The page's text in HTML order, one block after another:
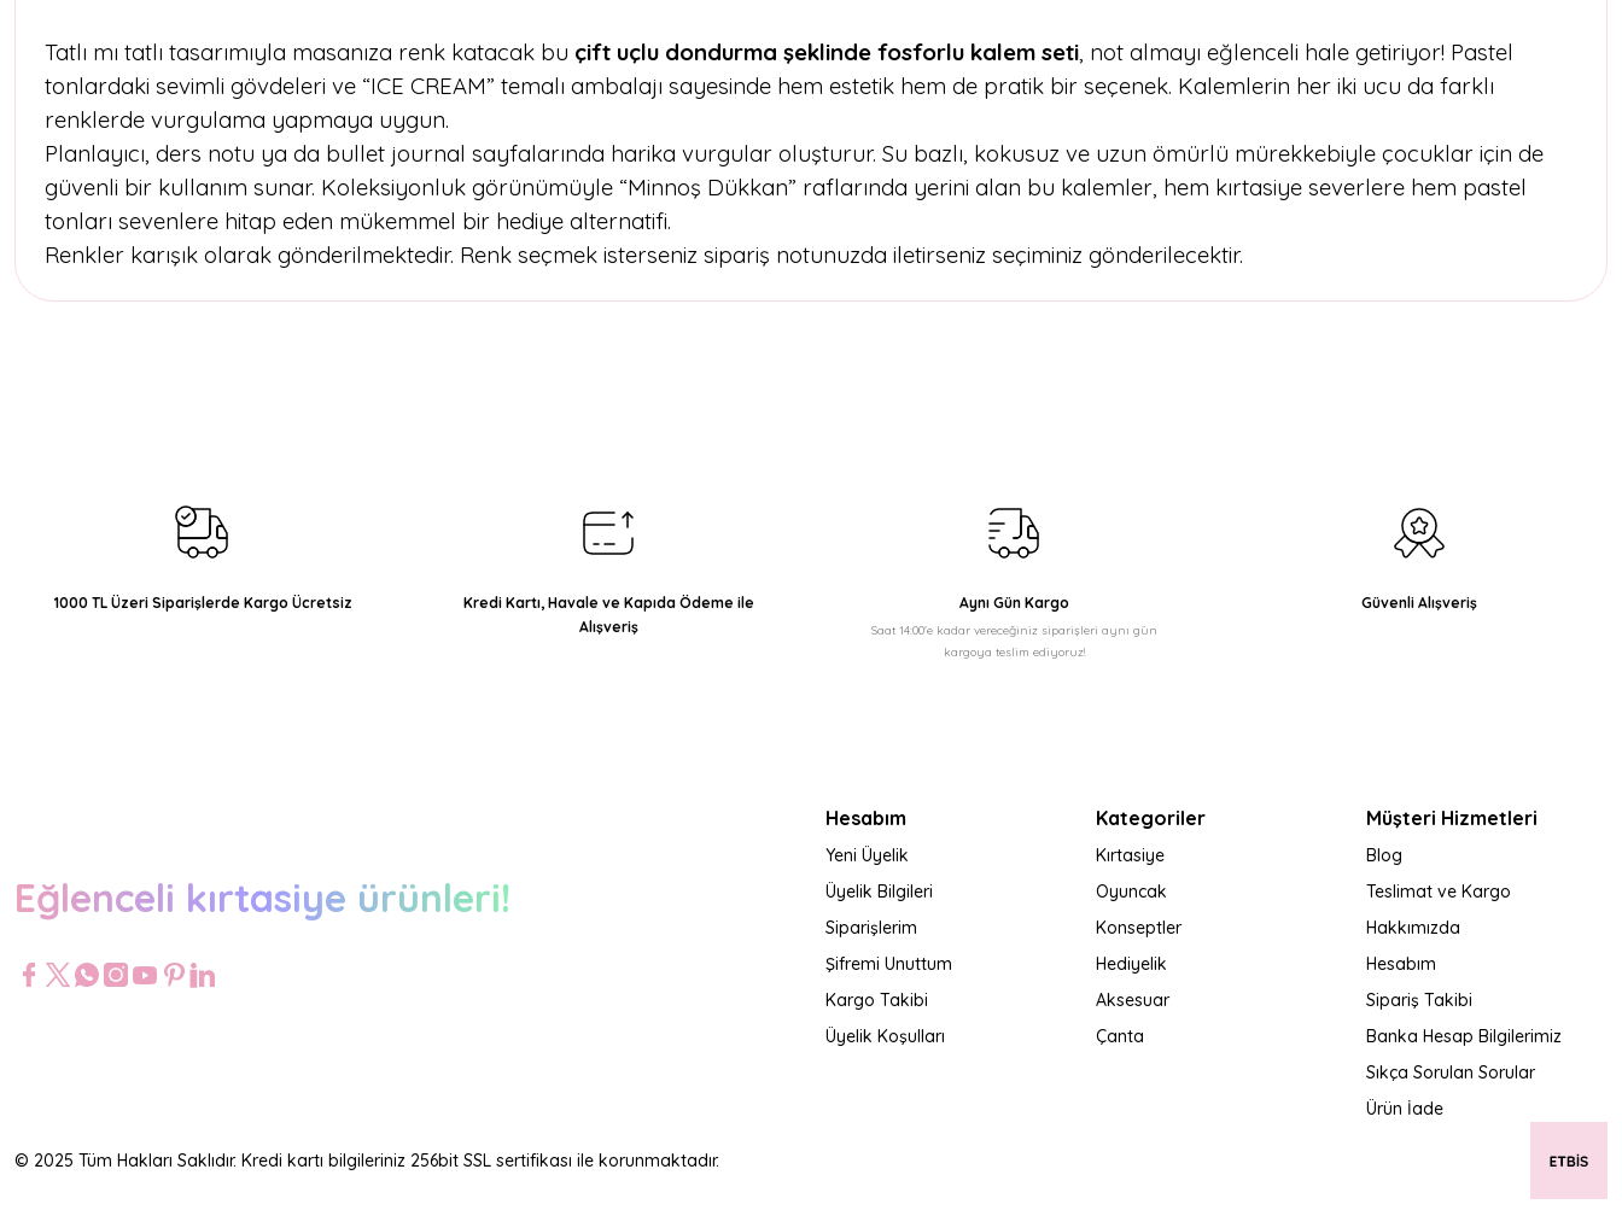
Tatlı mı tatlı tasarımıyla masanıza renk katacak bu çift uçlu dondurma şeklinde fosforlu kalem seti, not almayı eğlenceli hale getiriyor! Pastel
tonlardaki sevimli gövdeleri ve “ICE CREAM” temalı ambalajı sayesinde hem estetik hem de pratik bir seçenek. Kalemlerin her iki ucu da farklı
renklerde vurgulama yapmaya uygun.
Planlayıcı, ders notu ya da bullet journal sayfalarında harika vurgular oluşturur. Su bazlı, kokusuz ve uzun ömürlü mürekkebiyle çocuklar için de
güvenli bir kullanım sunar. Koleksiyonluk görünümüyle “Minnoş Dükkan” raflarında yerini alan bu kalemler, hem kırtasiye severlere hem pastel
tonları sevenlere hitap eden mükemmel bir hediye alternatifi.
Renkler karışık olarak gönderilmektedir. Renk seçmek isterseniz sipariş notunuzda iletirseniz seçiminiz gönderilecektir.
Ürün fiyatı diğer sitelerden daha pahalı.
Bu ürüne benzer farklı alternatifler olmalı.
1000 TL Üzeri Siparişlerde Kargo Ücretsiz
Kredi Kartı, Havale ve Kapıda Ödeme ile
Alışveriş
Aynı Gün Kargo
Saat 14:00'e kadar vereceğiniz siparişleri aynı gün
kargoya teslim ediyoruz!
Güvenli Alışveriş
Eğlenceli kırtasiye ürünleri!
Hesabım
Yeni Üyelik
Üyelik Bilgileri
Siparişlerim
Şifremi Unuttum
Kargo Takibi
Üyelik Koşulları
Kategoriler
Kırtasiye
Oyuncak
Konseptler
Hediyelik
Aksesuar
Çanta
Müşteri Hizmetleri
Blog
Teslimat ve Kargo
Hakkımızda
Hesabım
Sipariş Takibi
Banka Hesap Bilgilerimiz
Sıkça Sorulan Sorular
Ürün İade
© 2025 Tüm Hakları Saklıdır. Kredi kartı bilgileriniz 256bit SSL sertifikası ile korunmaktadır.